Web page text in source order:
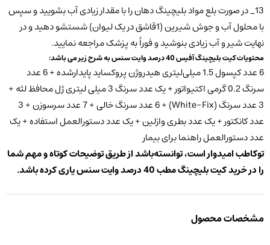
13_ در صورت بلع مواد بلیچینگ دهان را با مقدار زیادی آب بشویید و سپس
با محلول آب و جوش شیرین (1قاشق در یک لیوان) شستشو دهید و در
نهایت شیر و آب زیادی بنوشید و فوراً به پزشک مراجعه نمایید.
محتویات کیت بلیچینگ آفیس 40 درصد وایت سنس به شرح زیر می باشد:
6 عدد کپسول 1.5 میلی‌لیتری هیدروژن پروکساید پایدارشده + 6 عدد
سرنگ 0.2 گرمی اکتیواتور + یک عدد سرنگ 3 میلی لیتری ژل محافظ لثه +
3 عدد سرنگ (White-Fix) + 6 عدد سرنگ خالی + 7 عدد سرسوزن + 3
عدد کانکتور + یک عدد بطری وازلین + یک عدد دستورالعمل استفاده + یک
عدد دستورالعمل راهنما برای بیمار
توکاطب امیدوار است، توانسته‌باشد از طریق توضیحات کوتاه و مهم شما
را در خرید کیت بلیچینگ مطب 40 درصد وایت سنس
یاری کرده باشد.
مشخصات محصول